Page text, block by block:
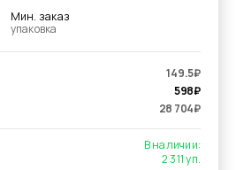
Мин. заказ
упаковка
149.5₽
598₽
28 704₽
В наличии:
2 311уп.